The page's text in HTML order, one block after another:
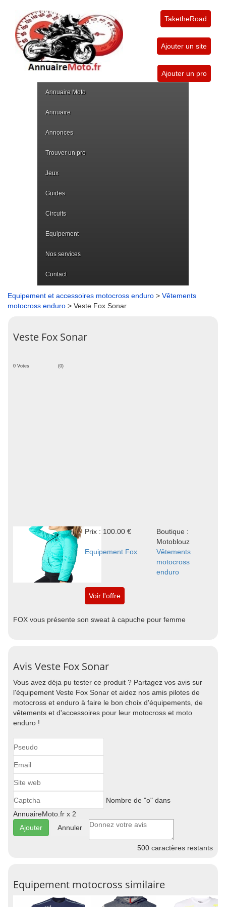
TaketheRoad
Ajouter un site
Ajouter un pro
Annuaire Moto
Annuaire
Annonces
Trouver un pro
Jeux
Guides
Circuits
Equipement
Nos services
Contact
Equipement et accessoires motocross enduro > Vêtements
motocross enduro > Veste Fox Sonar
Veste Fox Sonar
0 Votes (0)
Prix : 100.00 €
Boutique :
Motoblouz
Equipement Fox
Vêtements
motocross
enduro
Voir l'offre
FOX vous présente son sweat à capuche pour femme
Avis Veste Fox Sonar
Vous avez déja pu tester ce produit ? Partagez vos avis sur
l'équipement Veste Fox Sonar et aidez nos amis pilotes de
motocross et enduro à faire le bon choix d'équipements, de
vêtements et d'accessoires pour leur motocross et moto
enduro !
Nombre de "o" dans
AnnuaireMoto.fr x 2
Annuler
500 caractères restants
Equipement motocross similaire